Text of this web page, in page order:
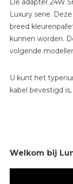
De adapter 24W
Luxury serie.
breed
kunnen worden.
volgende
U kunt het
kabel bevestigd
Welkom bij